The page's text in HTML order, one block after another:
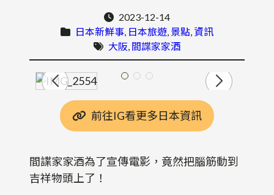
2023-12-14
日本新鮮事, 日本旅遊, 景點, 資訊
大阪, 間諜家家酒
前往IG看更多日本資訊
間諜家家酒為了宣傳電影，竟然把腦筋動到
吉祥物頭上了！